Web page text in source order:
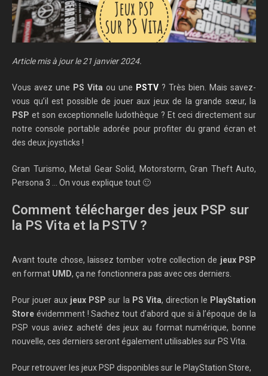
Article mis à jour le 21 janvier 2024.
Vous avez une PS Vita ou une PSTV ? Très bien. Mais savez-
vous qu’il est possible de jouer aux jeux de la grande sœur, la
PSP et son exceptionnelle ludothèque ? Et ceci directement sur
notre console portable adorée pour profiter du grand écran et
des deux joysticks !
Gran Turismo, Metal Gear Solid, Motorstorm, Gran Theft Auto,
Persona 3 … On vous explique tout 🙂
Comment télécharger des jeux PSP sur
la PS Vita et la PSTV ?
Avant toute chose, laissez tomber votre collection de jeux PSP
en format UMD, ça ne fonctionnera pas avec ces derniers.
Pour jouer aux jeux PSP sur la PS Vita, direction le PlayStation
Store évidemment ! Sachez tout d’abord que si à l’époque de la
PSP vous aviez acheté des jeux au format numérique, bonne
nouvelle, ces derniers seront également utilisables sur PS Vita.
Pour retrouver les jeux PSP disponibles sur le PlayStation Store,